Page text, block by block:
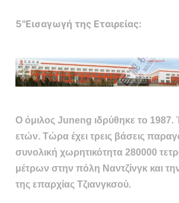
5"Εισαγωγή της Εταιρείας:
Ο όμιλος Juneng ιδρύθηκε το 1987.
ετών. Τώρα έχει τρεις βάσεις
συνολική χωρητικότητα 280000
μέτρων στην πόλη Ναντζίνγκ και
της επαρχίας Τζιανγκσού.